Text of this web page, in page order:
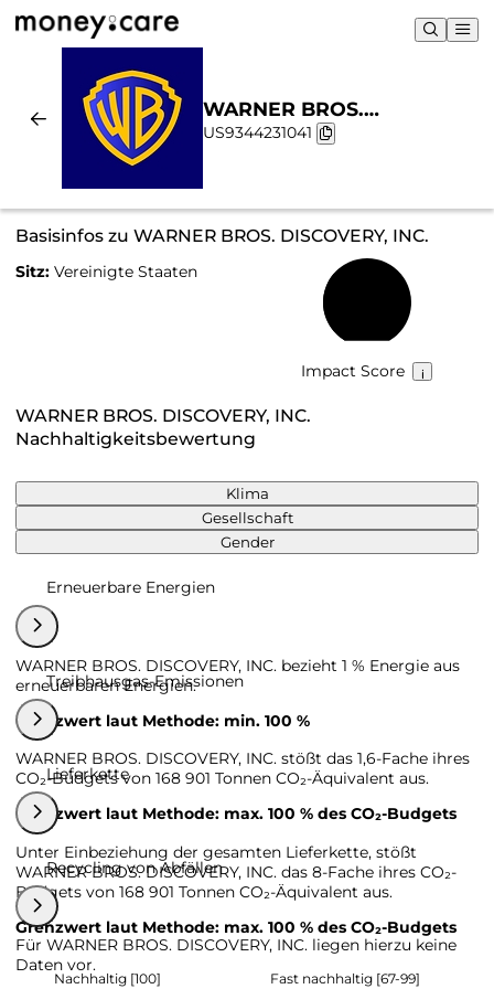
WARNER BROS.
DISCOVERY, INC. |
US9344231041
Basisinfos zu WARNER BROS. DISCOVERY, INC.
Sitz: Vereinigte Staaten
Impact Score
WARNER BROS. DISCOVERY, INC.
Nachhaltigkeitsbewertung
Klima
Gesellschaft
Gender
Erneuerbare Energien
WARNER BROS. DISCOVERY, INC. bezieht 1 % Energie aus
erneuerbaren Energien.
Grenzwert laut Methode: min. 100 %
Treibhausgas-Emissionen
WARNER BROS. DISCOVERY, INC. stößt das 1,6-Fache ihres
CO₂-Budgets von 168 901 Tonnen CO₂-Äquivalent aus.
Grenzwert laut Methode: max. 100 % des CO₂-Budgets
Lieferkette
Unter Einbeziehung der gesamten Lieferkette, stößt
WARNER BROS. DISCOVERY, INC. das 8-Fache ihres CO₂-
Budgets von 168 901 Tonnen CO₂-Äquivalent aus.
Grenzwert laut Methode: max. 100 % des CO₂-Budgets
Recycling von Abfällen
Für WARNER BROS. DISCOVERY, INC. liegen hierzu keine
Daten vor.
Nachhaltig [100] Fast nachhaltig [67-99]